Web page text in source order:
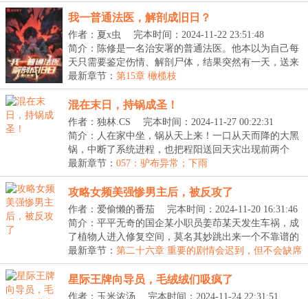
我一普通法医，解剖成旧日？
作者：夏x虫
完本时间：2024-11-22 23:51:48
简介：陈修是一名治安署的普通法医。他本以为自己每
天只需要鉴定伤情、解剖尸体，结果突然有一天，送来
一...
最新章节： 第15章 橄榄枝
混在末日，持锅成圣！
作者：独林.CS
完本时间：2024-11-27 00:22:31
简介：人在家中坐，锅从天上来！一口从天而降的大黑
锅，中断了系统进程，也把程阳送回天灾出现前两个
月，...
最新章节： 057：驴布异常；下雨
攻略女频美强惨男主后，被反攻了
作者：爱偷懒的番茄
完本时间：2024-11-20 16:31:46
简介：平平无奇的国企某小职员姜茚某天发生车祸，成
了植物人进入修复空间，莫名其妙跳出来一个不靠谱的
系...
最新章节： 第二十六章 重要的剧情会迟到，但不会缺席
星际王牌向导员，毛绒绒们吸疯了
作者：玉米浓汤
完本时间：2024-11-24 22:31:51